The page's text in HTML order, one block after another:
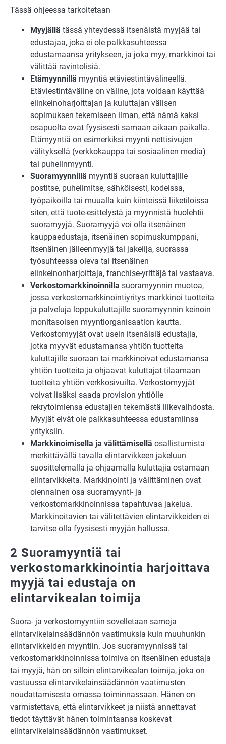
Tässä ohjeessa tarkoitetaan
Myyjällä tässä yhteydessä itsenäistä myyjää tai
edustajaa, joka ei ole palkkasuhteessa
edustamaansa yritykseen, ja joka myy, markkinoi tai
välittää ravintolisiä.
Etämyynnillä myyntiä etäviestintävälineellä.
Etäviestintäväline on väline, jota voidaan käyttää
elinkeinoharjoittajan ja kuluttajan välisen
sopimuksen tekemiseen ilman, että nämä kaksi
osapuolta ovat fyysisesti samaan aikaan paikalla.
Etämyyntiä on esimerkiksi myynti nettisivujen
välityksellä (verkkokauppa tai sosiaalinen media)
tai puhelinmyynti.
Suoramyynnillä myyntiä suoraan kuluttajille
postitse, puhelimitse, sähköisesti, kodeissa,
työpaikoilla tai muualla kuin kiinteissä liiketiloissa
siten, että tuote-esittelystä ja myynnistä huolehtii
suoramyyjä. Suoramyyjä voi olla itsenäinen
kauppaedustaja, itsenäinen sopimuskumppani,
itsenäinen jälleenmyyjä tai jakelija, suorassa
työsuhteessa oleva tai itsenäinen
elinkeinonharjoittaja, franchise-yrittäjä tai vastaava.
Verkostomarkkinoinnilla suoramyynnin muotoa,
jossa verkostomarkkinointiyritys markkinoi tuotteita
ja palveluja loppukuluttajille suoramyynnin keinoin
monitasoisen myyntiorganisaation kautta.
Verkostomyyjät ovat usein itsenäisiä edustajia,
jotka myyvät edustamansa yhtiön tuotteita
kuluttajille suoraan tai markkinoivat edustamansa
yhtiön tuotteita ja ohjaavat kuluttajat tilaamaan
tuotteita yhtiön verkkosivuilta. Verkostomyyjät
voivat lisäksi saada provision yhtiölle
rekrytoimiensa edustajien tekemästä liikevaihdosta.
Myyjät eivät ole palkkasuhteessa edustamiinsa
yrityksiin.
Markkinoimisella ja välittämisellä osallistumista
merkittävällä tavalla elintarvikkeen jakeluun
suosittelemalla ja ohjaamalla kuluttajia ostamaan
elintarvikkeita. Markkinointi ja välittäminen ovat
olennainen osa suoramyynti- ja
verkostomarkkinoinnissa tapahtuvaa jakelua.
Markkinoitavien tai välitettävien elintarvikkeiden ei
tarvitse olla fyysisesti myyjän hallussa.
2 Suoramyyntiä tai
verkostomarkkinointia harjoittava
myyjä tai edustaja on
elintarvikealan toimija
Suora- ja verkostomyyntiin sovelletaan samoja
elintarvikelainsäädännön vaatimuksia kuin muuhunkin
elintarvikkeiden myyntiin. Jos suoramyynnissä tai
verkostomarkkinoinnissa toimiva on itsenäinen edustaja
tai myyjä, hän on silloin elintarvikealan toimija, joka on
vastuussa elintarvikelainsäädännön vaatimusten
noudattamisesta omassa toiminnassaan. Hänen on
varmistettava, että elintarvikkeet ja niistä annettavat
tiedot täyttävät hänen toimintaansa koskevat
elintarvikelainsäädännön vaatimukset.